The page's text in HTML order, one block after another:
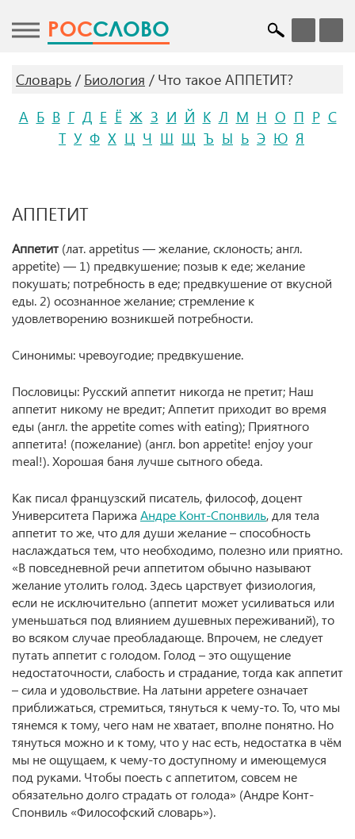
POCСЛОВО
Словарь Биология
Что такое АППЕТИТ?
А Б В Г Д Е Ё Ж З И Й К Л М Н О П Р С
Т У Ф Х Ц Ч Ш Щ Ъ Ы Ь Э Ю Я
АППЕТИТ
Аппетит (лат. appetitus — желание, склоность; англ.
appetite) — 1) предвкушение; позыв к еде; желание
покушать; потребность в еде; предвкушение от вкусной
еды. 2) осознанное желание; стремление к
удовлетворению возникшей потребности.
Синонимы: чревоугодие; предвкушение.
Пословицы: Русский аппетит никогда не претит; Наш
аппетит никому не вредит; Аппетит приходит во время
еды (англ. the appetite comes with eating); Приятного
аппетита! (пожелание) (англ. bon appetite! enjoy your
meal!). Хорошая баня лучше сытного обеда.
Как писал французский писатель, философ, доцент
Университета Парижа Андре Конт-Спонвиль, для тела
аппетит то же, что для души желание – способность
наслаждаться тем, что необходимо, полезно или приятно.
«В повседневной речи аппетитом обычно называют
желание утолить голод. Здесь царствует физиология,
если не исключительно (аппетит может усиливаться или
уменьшаться под влиянием душевных переживаний), то
во всяком случае преобладающе. Впрочем, не следует
путать аппетит с голодом. Голод – это ощущение
недостаточности, слабость и страдание, тогда как аппетит
– сила и удовольствие. На латыни appetere означает
приближаться, стремиться, тянуться к чему-то. То, что мы
тянемся к тому, чего нам не хватает, вполне понятно. Но
тянуться можно и к тому, что у нас есть, недостатка в чём
мы не ощущаем, к чему-то доступному и имеющемуся
под руками. Чтобы поесть с аппетитом, совсем не
обязательно долго страдать от голода» (Андре Конт-
Спонвиль «Философский словарь»).